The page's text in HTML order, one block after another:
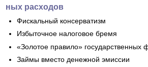
ных расходов
Фискальный консерватизм
Избыточное налоговое бремя
«Золотое правило» государственных
Займы вместо денежной эмиссии